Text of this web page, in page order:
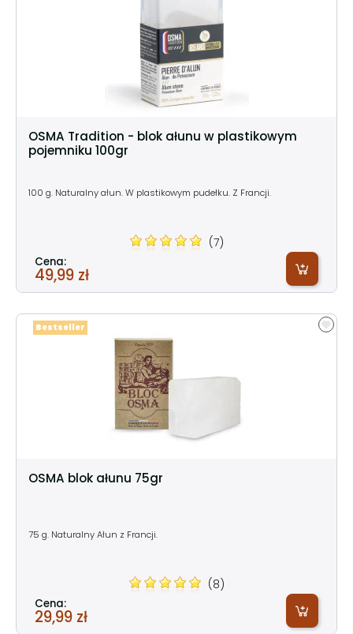
OSMA Tradition - blok ałunu w plastikowym
pojemniku 100gr
100 g. Naturalny ałun. W plastikowym pudełku. Z Francji.
(7)
Cena:
49,99 zł
OSMA blok ałunu 75gr
75 g. Naturalny Ałun z Francji.
(8)
Cena:
29,99 zł
Bestseller